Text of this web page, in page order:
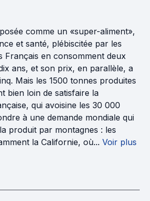
comme un «super-aliment»,
et santé, plébiscitée par les
Français en consomment deux
ans, et son prix, en parallèle, a
Mais les 1500 tonnes produites
bien loin de satisfaire la
qui avoisine les 30 000
à une demande mondiale qui
produit par montagnes : les
la Californie, où... Voir plus